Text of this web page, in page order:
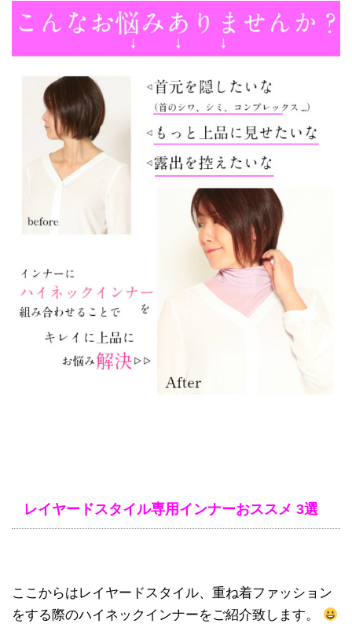
レイヤードスタイル専用インナーおススメ 3選
ここからはレイヤードスタイル、重ね着ファッション
をする際のハイネックインナーをご紹介致します。